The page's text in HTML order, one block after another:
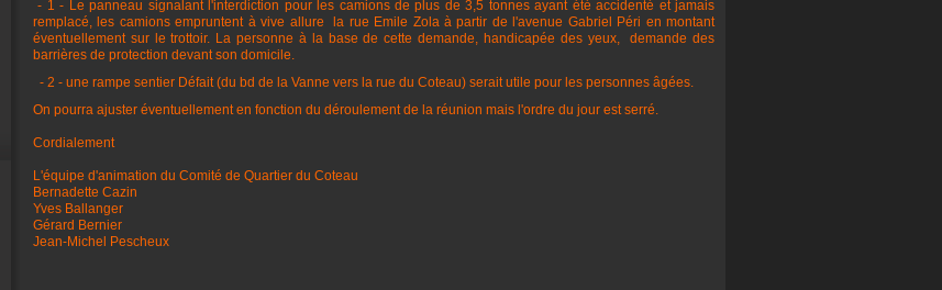
- 1 - Le panneau signalant l'interdiction pour les camions de plus de 3,5 tonnes ayant été accidenté et jamais
remplacé, les camions empruntent à vive allure la rue Emile Zola à partir de l'avenue Gabriel Péri en montant
éventuellement sur le trottoir. La personne à la base de cette demande, handicapée des yeux, demande des
barrières de protection devant son domicile.
- 2 - une rampe sentier Défait (du bd de la Vanne vers la rue du Coteau) serait utile pour les personnes âgées.
On pourra ajuster éventuellement en fonction du déroulement de la réunion mais l'ordre du jour est serré.
Cordialement
L'équipe d'animation du Comité de Quartier du Coteau
Bernadette Cazin
Yves Ballanger
Gérard Bernier
Jean-Michel Pescheux